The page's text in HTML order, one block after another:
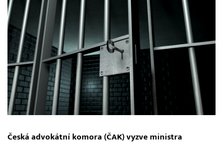
Česká advokátní komora (ČAK) vyzve ministra